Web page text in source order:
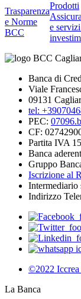
Trasparenza
e Norme
BCC
Prodotti
e
Banca di
Viale
09131
tel:
PEC:
CF:
Partita IVA
Banca
Gruppo
Iscrizione al
Intermediario
Indirizzo
©2022
La Banca